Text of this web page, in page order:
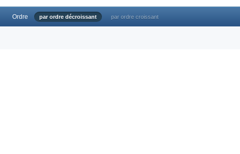
Ordre par ordre décroissant par ordre croissant